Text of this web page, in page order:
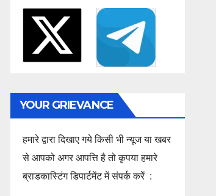
YOUR GRIEVANCE
हमारे द्वारा दिखाए गये किसी भी न्यूज या खबर
से आपको अगर आपत्ति है तो कृपया हमारे
ब्राडकास्टिंग डिपार्टमेंट में संपर्क करें :